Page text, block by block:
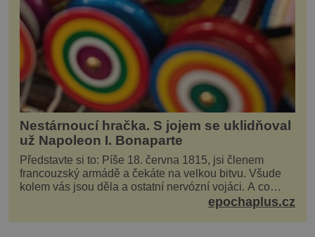
Nestárnoucí hračka. S jojem se uklidňoval
už Napoleon I. Bonaparte
Představte si to: Píše 18. června 1815, jsi členem
francouzský armádě a čekáte na velkou bitvu. Všude
kolem vás jsou děla a ostatní nervózní vojáci. A co
děláte vy? Hrajete si… s jojem! Zdá se v...epochaplus.cz